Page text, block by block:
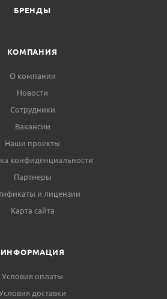
БРЕНДЫ
КОМПАНИЯ
О компании
Новости
Сотрудники
Вакансии
Наши проекты
конфиденциальности
Партнеры
и лицензии
Карта сайта
ИНФОРМАЦИЯ
Условия оплаты
доставки